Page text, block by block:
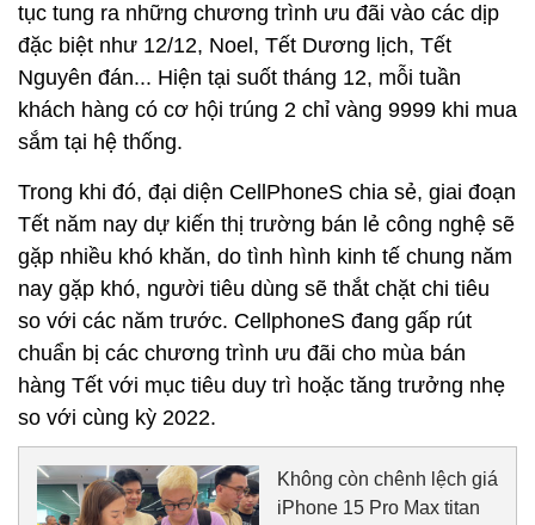
tục tung ra những chương trình ưu đãi vào các dịp
đặc biệt như 12/12, Noel, Tết Dương lịch, Tết
Nguyên đán... Hiện tại suốt tháng 12, mỗi tuần
khách hàng có cơ hội trúng 2 chỉ vàng 9999 khi mua
sắm tại hệ thống.
Trong khi đó, đại diện CellPhoneS chia sẻ, giai đoạn
Tết năm nay dự kiến thị trường bán lẻ công nghệ sẽ
gặp nhiều khó khăn, do tình hình kinh tế chung năm
nay gặp khó, người tiêu dùng sẽ thắt chặt chi tiêu
so với các năm trước. CellphoneS đang gấp rút
chuẩn bị các chương trình ưu đãi cho mùa bán
hàng Tết với mục tiêu duy trì hoặc tăng trưởng nhẹ
so với cùng kỳ 2022.
Không còn chênh lệch giá
iPhone 15 Pro Max titan